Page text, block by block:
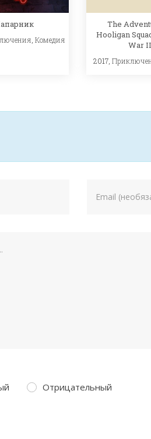
Комедия
The
Hooligan
War
2017,
Отрицательный